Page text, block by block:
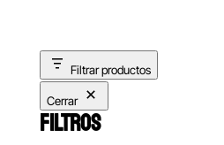
Filtrar productos
Cerrar
FILTROS